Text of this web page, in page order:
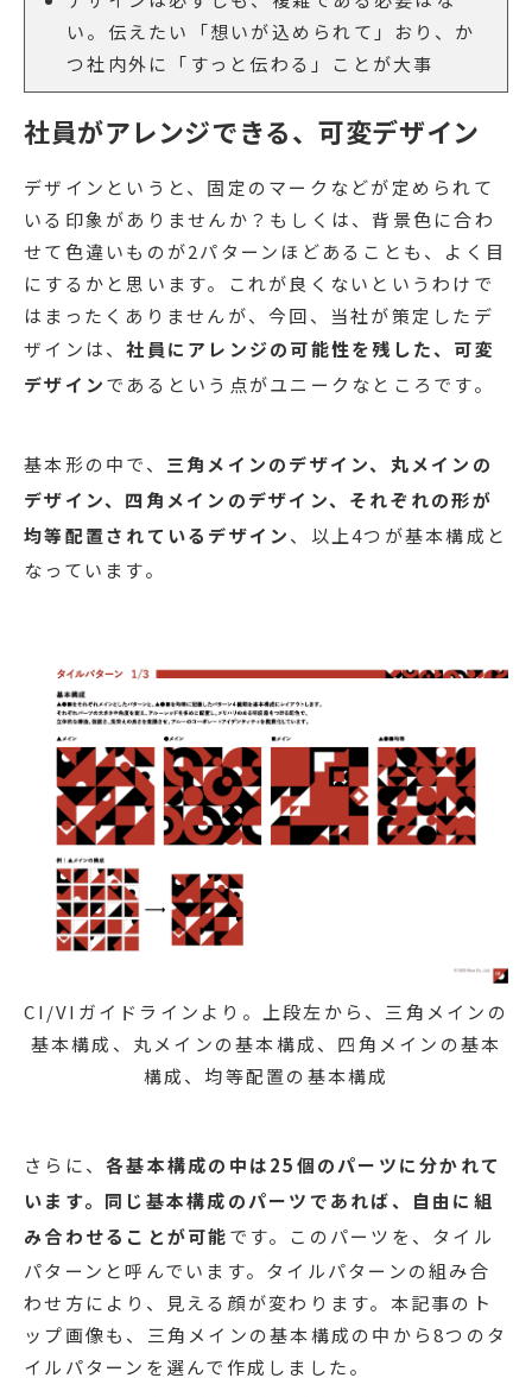
い。伝えたい「想いが込められて」おり、か
つ社内外に「すっと伝わる」ことが大事
社員がアレンジできる、可変デザイン
デザインというと、固定のマークなどが定められて
いる印象がありませんか？もしくは、背景色に合わ
せて色違いものが2パターンほどあることも、よく目
にするかと思います。これが良くないというわけで
はまったくありませんが、今回、当社が策定したデ
ザインは、社員にアレンジの可能性を残した、可変
デザインであるという点がユニークなところです。
基本形の中で、 三角メインのデザイン、丸メインの
デザイン、四角メインのデザイン、それぞれの形が
均等配置されているデザイン、以上4つが基本構成と
なっています。
CI/VIガイドラインより。上段左から、三角メインの
基本構成、丸メインの基本構成、四角メインの基本
構成、均等配置の基本構成
さらに、 各基本構成の中は25個のパーツに分かれて
います。同じ基本構成のパーツであれば、自由に組
み合わせることが可能です。このパーツを、タイル
パターンと呼んでいます。タイルパターンの組み合
わせ方により、見える顔が変わります。本記事のト
ップ画像も、三角メインの基本構成の中から8つのタ
イルパターンを選んで作成しました。